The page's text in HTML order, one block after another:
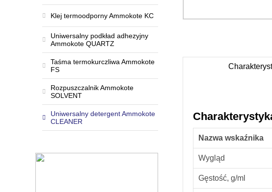
Klej termoodporny Ammokote KC
Uniwersalny podkład adhezyjny
Ammokote QUARTZ
Taśma termokurczliwa Ammokote
FS
Rozpuszczalnik Ammokote
SOLVENT
Uniwersalny detergent Ammokote
CLEANER
Nazwa wskaźnika
Wygląd
Gęstość, g/ml